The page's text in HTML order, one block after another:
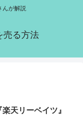
んが解説
売る方法
天リーベイツ』